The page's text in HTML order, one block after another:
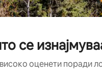
се
оценети поради